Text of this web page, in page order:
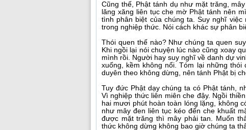
Cũng thế, Phật tánh dụ như mặt trăng,
lăng xăng liên tục che mờ Phật tánh nên
tình phân biệt của chúng ta. Suy nghĩ
trong nghiệp thức. Nói cách khác sự phân
Thói quen thế nào? Như chúng ta quen
Khi ngồi lại nói chuyện lúc nào cũng xoay
mình rồi. Người hay suy nghĩ về danh dự
xuống, kềm không nổi. Tóm lại những
duyên theo không dừng, nên tánh Phật bị
Tuy đức Phật dạy chúng ta có Phật tánh,
Vì nghiệp thức liên miên che đậy. Ngồi
hai mươi phút hoàn toàn lóng lặng, không
như mây đen liên tục kéo đến che khuất
được mặt trăng thì mây phải tan. Muốn
thức không dừng không bao giờ chúng ta